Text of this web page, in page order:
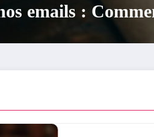
qu’une